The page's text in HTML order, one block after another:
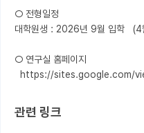
○ 전형일정
대학원생 : 2026년 9월 입학   (4
○ 연구실 홈페이지
관련 링크